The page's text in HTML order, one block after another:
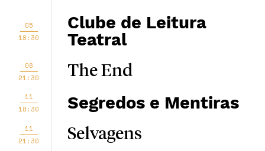
05
18:30
Clube de Leitura
Teatral
08
21:30
The End
11
18:30
Segredos e Mentiras
11
21:30
Selvagens